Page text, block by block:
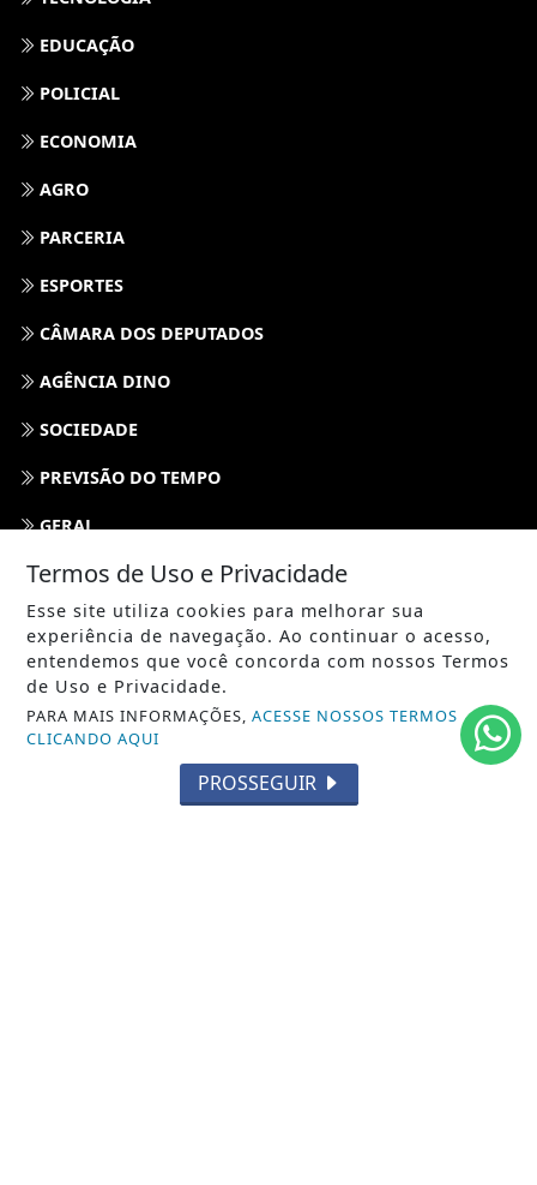
EDUCAÇÃO
POLICIAL
ECONOMIA
AGRO
PARCERIA
ESPORTES
CÂMARA DOS DEPUTADOS
AGÊNCIA DINO
SOCIEDADE
PREVISÃO DO TEMPO
GERAL
HORÓSCOPO
SOCIAL NEWS
SPORT & SAÚDE
/ NAVEGUE
Termos de Uso e Privacidade
Esse site utiliza cookies para melhorar sua
experiência de navegação. Ao continuar o acesso,
entendemos que você concorda com nossos Termos
de Uso e Privacidade.
PARA MAIS INFORMAÇÕES,ACESSE NOSSOS TERMOS
CLICANDO AQUI
PROSSEGUIR